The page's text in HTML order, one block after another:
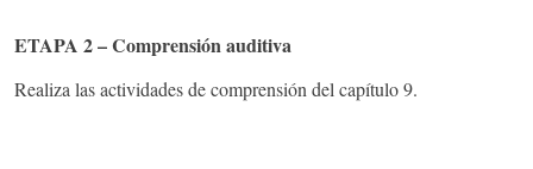
ETAPA 2 – Comprensión auditiva
Realiza las actividades de comprensión del capítulo 9.